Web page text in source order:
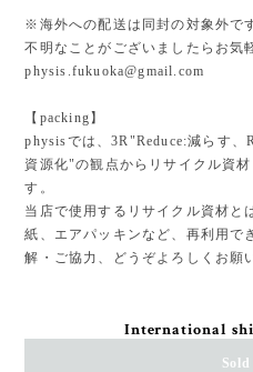
※海外への配送は同封の対象外で
不明なことがございましたらお気
physis.fukuoka@gmail.com
【packing】
physisでは、3R"Reduce:減らす、
資源化"の観点からリサイクル資
す。
当店で使用するリサイクル資材と
紙、エアパッキンなど、再利用で
解・ご協力、どうぞよろしくお願
International